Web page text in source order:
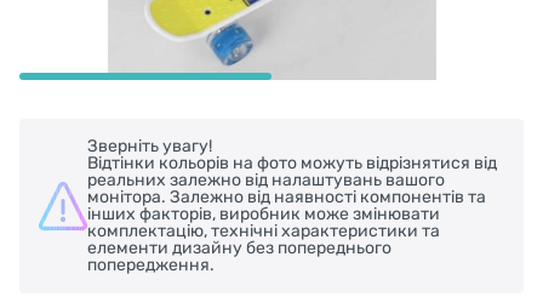
Зверніть увагу!
Відтінки кольорів на фото можуть відрізнятися від
реальних залежно від налаштувань вашого
монітора. Залежно від наявності компонентів та
інших факторів, виробник може змінювати
комплектацію, технічні характеристики та
елементи дизайну без попереднього
попередження.